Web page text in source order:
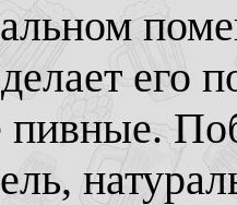
его
пивные.